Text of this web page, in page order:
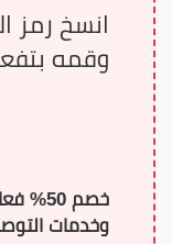
وقمه
خصم
وخدمات